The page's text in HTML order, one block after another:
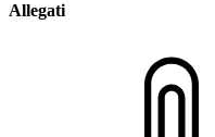
Allegati